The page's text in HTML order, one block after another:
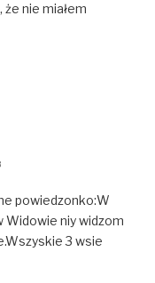
nie miałem
powiedzonko:W
Widowie niy widzom
3 wsie